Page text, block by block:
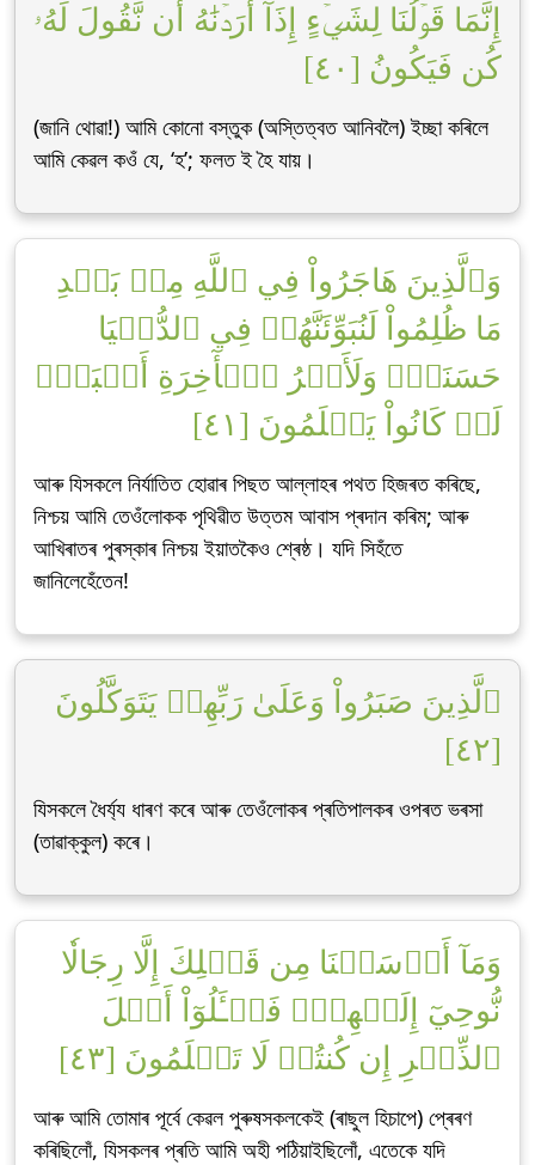
إِنَّمَا قَوۡلُنَا لِشَيۡءٍ إِذَآ أَرَدۡنَٰهُ أَن نَّقُولَ لَهُۥ
كُن فَيَكُونُ [٤٠]
(জানি থোৱা!) আমি কোনো বস্তুক (অস্তিত্বত আনিবলৈ) ইচ্ছা কৰিলে
আমি কেৱল কওঁ যে, ‘হ’; ফলত ই হৈ যায়।
وَٱلَّذِينَ هَاجَرُواْ فِي ٱللَّهِ مِنۢ بَعۡدِ
مَا ظُلِمُواْ لَنُبَوِّئَنَّهُمۡ فِي ٱلدُّنۡيَا
حَسَنَةٗۖ وَلَأَجۡرُ ٱلۡأٓخِرَةِ أَكۡبَرُۚ
لَوۡ كَانُواْ يَعۡلَمُونَ [٤١]
আৰু যিসকলে নিৰ্যাতিত হোৱাৰ পিছত আল্লাহৰ পথত হিজৰত কৰিছে,
নিশ্চয় আমি তেওঁলোকক পৃথিৱীত উত্তম আবাস প্ৰদান কৰিম; আৰু
আখিৰাতৰ পুৰস্কাৰ নিশ্চয় ইয়াতকৈও শ্ৰেষ্ঠ। যদি সিহঁতে
জানিলেহেঁতেন!
ٱلَّذِينَ صَبَرُواْ وَعَلَىٰ رَبِّهِمۡ يَتَوَكَّلُونَ
[٤٢]
যিসকলে ধৈৰ্য্য ধাৰণ কৰে আৰু তেওঁলোকৰ প্ৰতিপালকৰ ওপৰত ভৰসা
(তাৱাক্কুল) কৰে।
وَمَآ أَرۡسَلۡنَا مِن قَبۡلِكَ إِلَّا رِجَالٗا
نُّوحِيٓ إِلَيۡهِمۡۖ فَسۡـَٔلُوٓاْ أَهۡلَ
ٱلذِّكۡرِ إِن كُنتُمۡ لَا تَعۡلَمُونَ [٤٣]
আৰু আমি তোমাৰ পূৰ্বে কেৱল পুৰুষসকলকেই (ৰাছুল হিচাপে) প্ৰেৰণ
কৰিছিলোঁ, যিসকলৰ প্ৰতি আমি অহী পঠিয়াইছিলোঁ, এতেকে যদি